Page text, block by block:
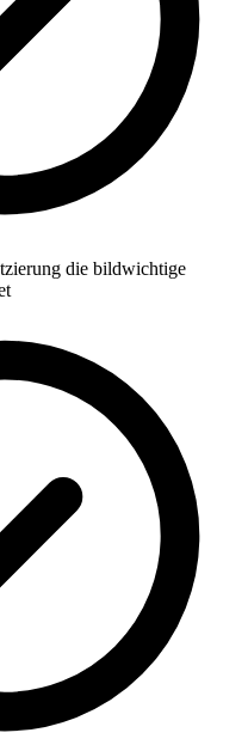
die bildwichtige